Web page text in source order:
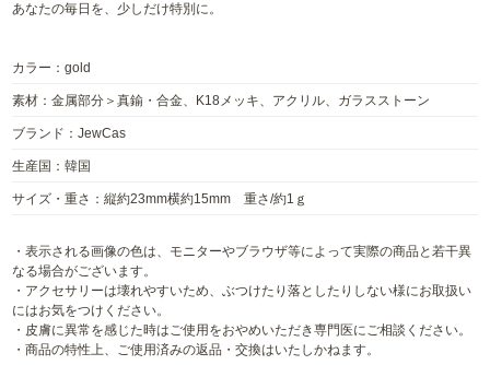
あなたの毎日を、少しだけ特別に。
カラー：gold
素材：金属部分＞真鍮・合金、K18メッキ、アクリル、ガラスストーン
ブランド：JewCas
生産国：韓国
サイズ・重さ：縦約23mm横約15mm 重さ/約1ｇ
・表示される画像の色は、モニターやブラウザ等によって実際の商品と若干異
なる場合がございます。
・アクセサリーは壊れやすいため、ぶつけたり落としたりしない様にお取扱い
にはお気をつけください。
・皮膚に異常を感じた時はご使用をおやめいただき専門医にご相談ください。
・商品の特性上、ご使用済みの返品・交換はいたしかねます。